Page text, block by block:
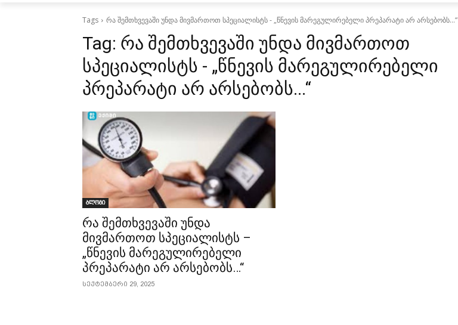
Tags რა შემთხვევაში უნდა მივმართოთ სპეციალისტს - „წნევის მარეგულირებელი პრეპარატი არ არსებობს...“
Tag: რა შემთხვევაში უნდა მივმართოთ
სპეციალისტს - „წნევის მარეგულირებელი
პრეპარატი არ არსებობს...“
ბლოგი
რა შემთხვევაში უნდა
მივმართოთ სპეციალისტს –
„წნევის მარეგულირებელი
პრეპარატი არ არსებობს…“
სექტემბერი 29, 2025